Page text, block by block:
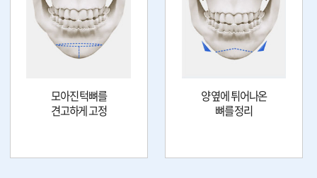
모아진 턱뼈를
견고하게 고정
양 옆에 튀어나온
뼈를 정리